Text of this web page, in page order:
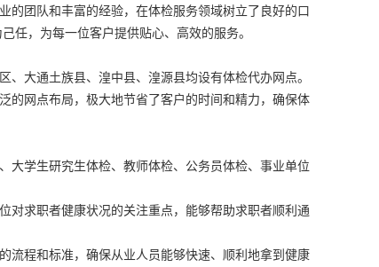
的团队和丰富的经验，在体检服务领域树立了良好的口
任，为每一位客户提供贴心、高效的服务。
大通土族县、湟中县、湟源县均设有体检代办网点。
的网点布局，极大地节省了客户的时间和精力，确保体
大学生研究生体检、教师体检、公务员体检、事业单位
对求职者健康状况的关注重点，能够帮助求职者顺利通
流程和标准，确保从业人员能够快速、顺利地拿到健康